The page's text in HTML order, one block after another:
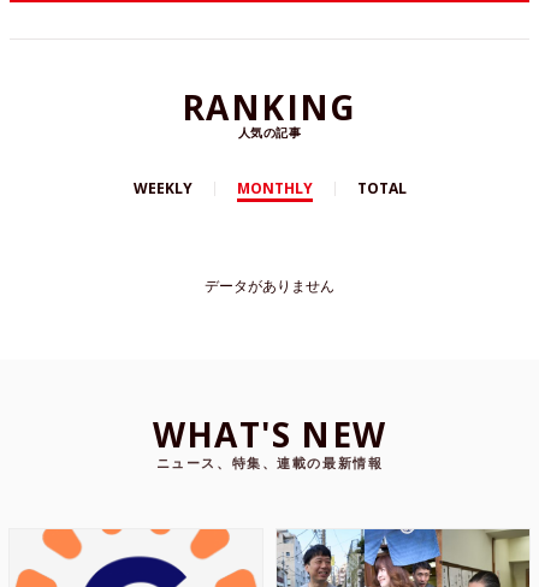
RANKING
人気の記事
WEEKLY MONTHLY TOTAL
データがありません
WHAT'S NEW
ニュース、特集、連載の最新情報